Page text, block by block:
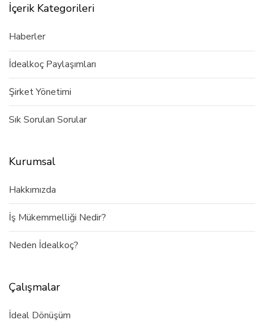
İçerik Kategorileri
Haberler
İdealkoç Paylaşımları
Şirket Yönetimi
Sık Sorulan Sorular
Kurumsal
Hakkımızda
İş Mükemmelliği Nedir?
Neden İdealkoç?
Çalışmalar
İdeal Dönüşüm